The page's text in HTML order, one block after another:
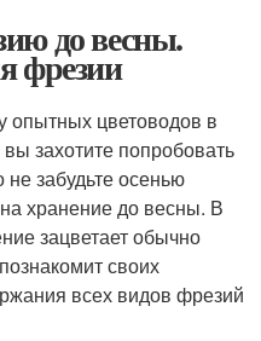
до весны.
фрезии
опытных цветоводов в
захотите попробовать
забудьте осенью
хранение до весны. В
зацветает обычно
своих
всех видов фрезий